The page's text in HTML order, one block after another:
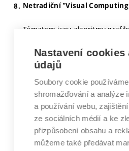
Netradiční "Visual
Tématem jsou algoritmy
Dynamic Range) obrazu,
materiálu, teplotě, apod.
vlastnostem a možnostem,
hloubky analyzovat,
algoritmy zahrnují:
Nastavení cookies
údajů
Soubory cookie
shromažďování a analýze
a používání webu,
ze sociálních médií a ke
přizpůsobení obsahu a
můžeme také předávat